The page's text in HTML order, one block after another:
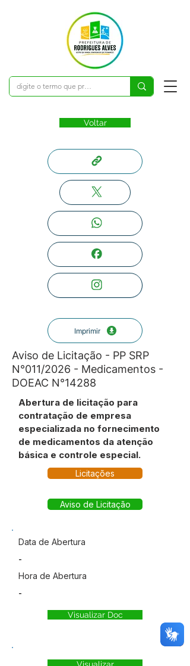
Voltar
Imprimir
Aviso de Licitação - PP SRP
N°011/2026 - Medicamentos -
DOEAC N°14288
Abertura de licitação para
contratação de empresa
especializada no fornecimento
de medicamentos da atenção
básica e controle especial.
Licitações
Aviso de Licitação
Data de Abertura
-
Hora de Abertura
-
Visualizar Doc